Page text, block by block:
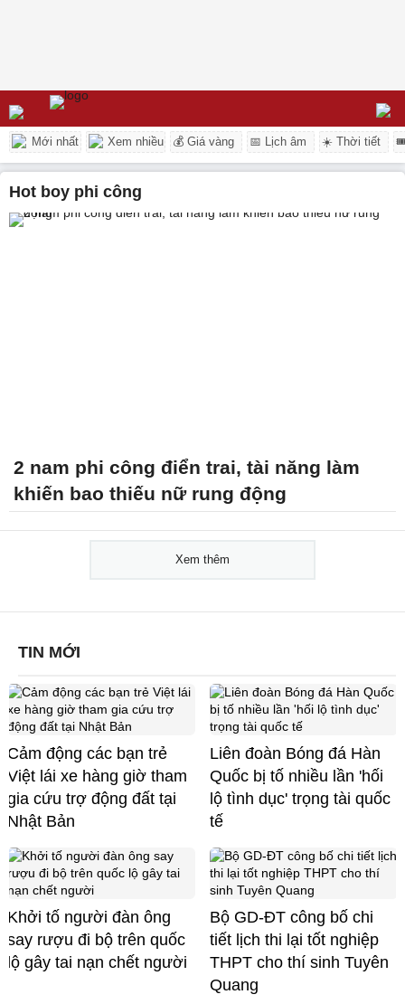
Mới nhất Xem nhiều 💰 Giá vàng 📅 Lịch âm ☀️ Thời tiết
hot boy phi công
2 nam phi công điển trai, tài năng làm
khiến bao thiếu nữ rung động
Xem thêm
TIN MỚI
Cảm động các bạn trẻ
Việt lái xe hàng giờ tham
gia cứu trợ động đất tại
Nhật Bản
Liên đoàn Bóng đá Hàn
Quốc bị tố nhiều lần 'hối
lộ tình dục' trọng tài quốc
tế
Khởi tố người đàn ông
say rượu đi bộ trên quốc
lộ gây tai nạn chết người
Bộ GD-ĐT công bố chi
tiết lịch thi lại tốt nghiệp
THPT cho thí sinh Tuyên
Quang